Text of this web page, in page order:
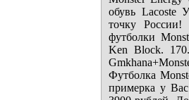
обувь Lacoste
точку
футболки
Ken Block.
Футболка
примерка у